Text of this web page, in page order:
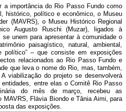
a importância do Rio Passo Fundo como
histórico, político e econômico, o Museu
(MAVRS), o Museu Histórico Regional
Augusto Ruschi (Muzar), ligados à
unem para apresentar à comunidade o
paisagístico, natural, ambiental,
político” – que consiste em exposições
relacionados ao Rio Passo Fundo e
que leva o nome do Rio, mas, também,
viabilização do projeto se desenvolverá
entre elas o Comitê Rio Passo
do mês de março, recebeu as
MAVRS, Flávia Biondo e Tânia Aimi, para
das exposições.